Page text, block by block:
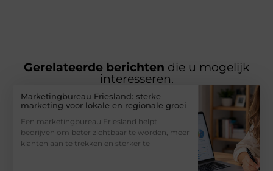
Gerelateerde berichten die u mogelijk
interesseren.
Marketingbureau Friesland: sterke
marketing voor lokale en regionale groei
Een marketingbureau Friesland helpt
bedrijven om beter zichtbaar te worden, meer
klanten aan te trekken en sterker te